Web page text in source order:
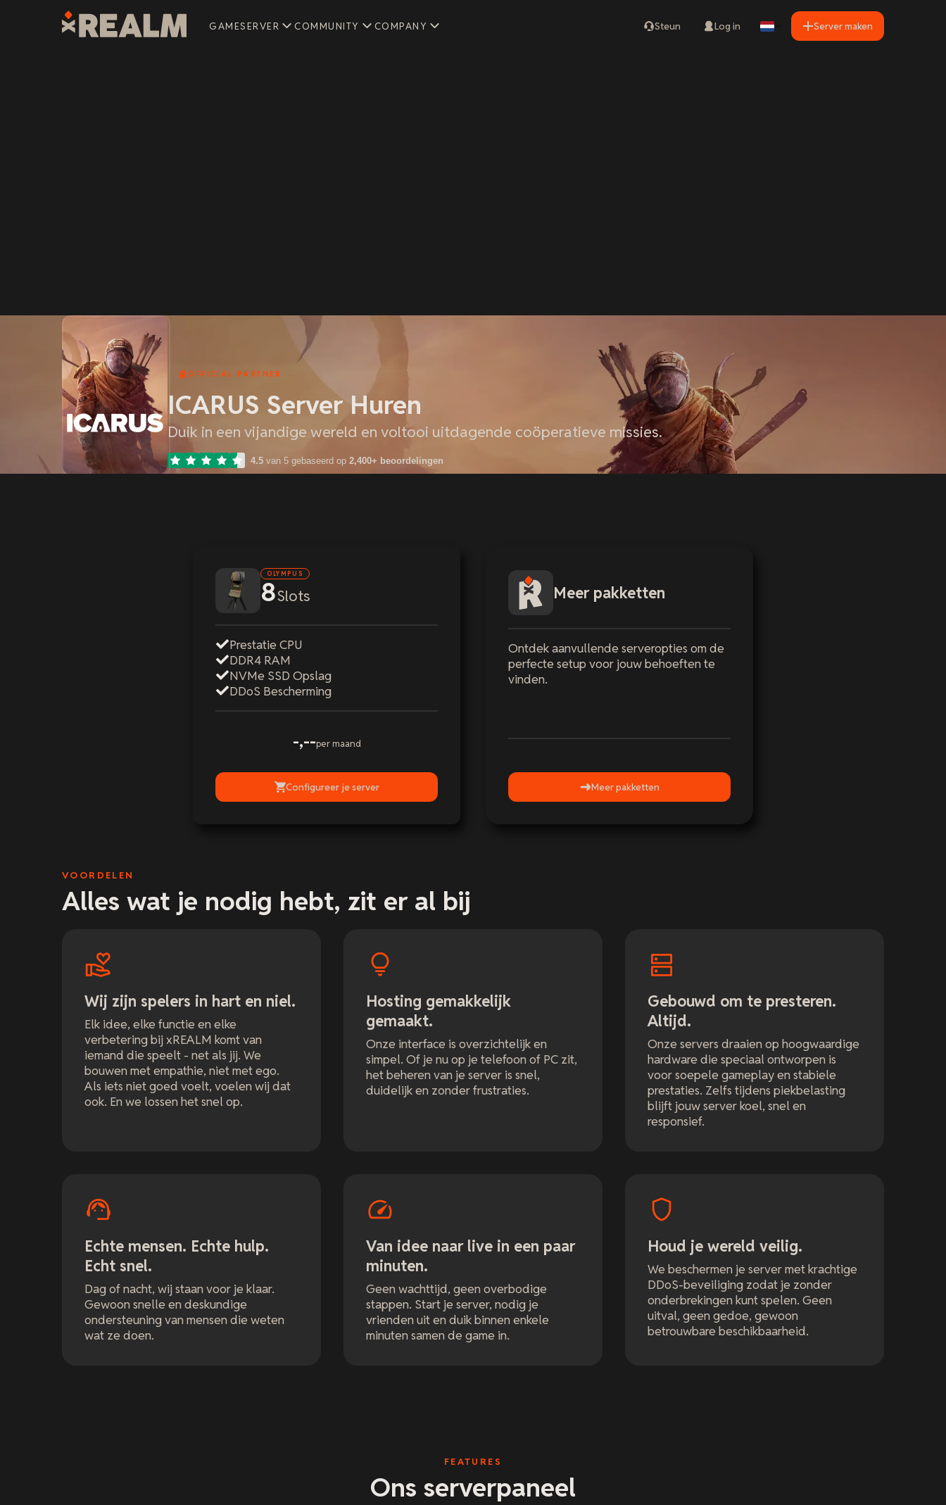
GAMESERVER COMMUNITY COMPANY Steun Log in Server maken
OFFICIAL PARTNER
ICARUS Server Huren
Duik in een vijandige wereld en voltooi uitdagende coöperatieve missies.
4.5 van 5 gebaseerd op 2,400+ beoordelingen
OLYMPUS
8Slots
Prestatie CPU
DDR4 RAM
NVMe SSD Opslag
DDoS Bescherming
-,--per maand
Configureer je server
Meer pakketten
Ontdek aanvullende serveropties om de
perfecte setup voor jouw behoeften te
vinden.
Meer pakketten
VOORDELEN
Alles wat je nodig hebt, zit er al bij
Wij zijn spelers in hart en niel.
Elk idee, elke functie en elke
verbetering bij xREALM komt van
iemand die speelt - net als jij. We
bouwen met empathie, niet met ego.
Als iets niet goed voelt, voelen wij dat
ook. En we lossen het snel op.
Hosting gemakkelijk
gemaakt.
Onze interface is overzichtelijk en
simpel. Of je nu op je telefoon of PC zit,
het beheren van je server is snel,
duidelijk en zonder frustraties.
Gebouwd om te presteren.
Altijd.
Onze servers draaien op hoogwaardige
hardware die speciaal ontworpen is
voor soepele gameplay en stabiele
prestaties. Zelfs tijdens piekbelasting
blijft jouw server koel, snel en
responsief.
Echte mensen. Echte hulp.
Echt snel.
Dag of nacht, wij staan voor je klaar.
Gewoon snelle en deskundige
ondersteuning van mensen die weten
wat ze doen.
Van idee naar live in een paar
minuten.
Geen wachttijd, geen overbodige
stappen. Start je server, nodig je
vrienden uit en duik binnen enkele
minuten samen de game in.
Houd je wereld veilig.
We beschermen je server met krachtige
DDoS-beveiliging zodat je zonder
onderbrekingen kunt spelen. Geen
uitval, geen gedoe, gewoon
betrouwbare beschikbaarheid.
FEATURES
Ons serverpaneel